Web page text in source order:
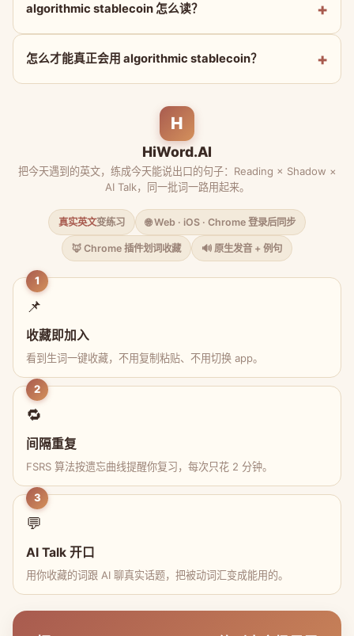
algorithmic stablecoin 怎么读？
怎么才能真正会用 algorithmic stablecoin？
H
HiWord.AI
把今天遇到的英文，练成今天能说出口的句子：Reading × Shadow ×
AI Talk，同一批词一路用起来。
真实英文变练习 🌐 Web · iOS · Chrome 登录后同步
🦊 Chrome 插件划词收藏 🔊 原生发音 + 例句
1
📌
收藏即加入
看到生词一键收藏，不用复制粘贴、不用切换 app。
2
🔁
间隔重复
FSRS 算法按遗忘曲线提醒你复习，每次只花 2 分钟。
3
💬
AI Talk 开口
用你收藏的词跟 AI 聊真实话题，把被动词汇变成能用的。